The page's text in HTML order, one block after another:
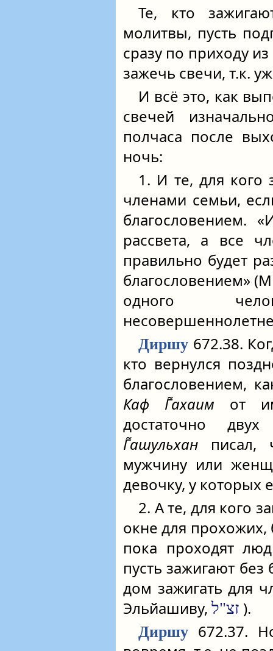
Те, кто
молитвы, пусть
сразу по приходу
зажечь свечи, т.к.
И всё это, как
свечей
полчаса после
ночь:
1. И те, для кого
членами семьи,
благословением.
рассвета, а все
правильно будет
благословением»
одного
Диршу 672.38.
кто вернулся
благословением,
Каф Г̃ахаим от
достаточно
Г̃ашульхан писал,
мужчину или
девочку, у которых
2. А те, для кого
окне для прохожих,
пока проходят
пусть зажигают без
дом зажигать для
Эльйашиву,זצ"ל ).
Диршу 672.37.